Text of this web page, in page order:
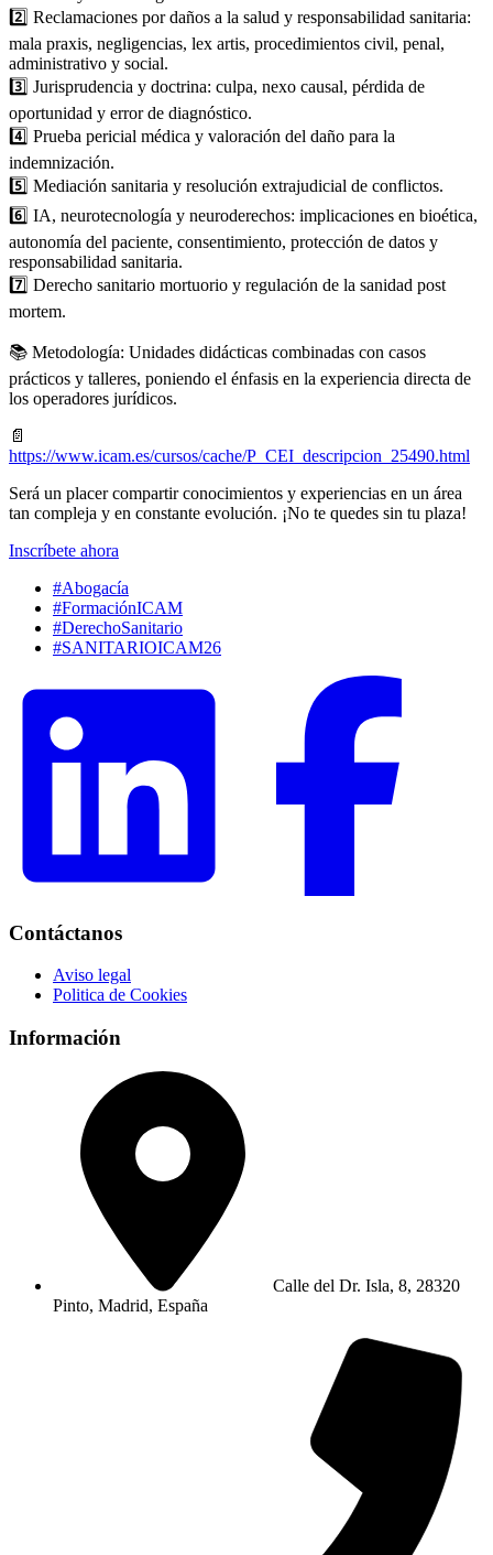
2️⃣ Reclamaciones por daños a la salud y responsabilidad sanitaria:
mala praxis, negligencias, lex artis, procedimientos civil, penal,
administrativo y social.
3️⃣ Jurisprudencia y doctrina: culpa, nexo causal, pérdida de
oportunidad y error de diagnóstico.
4️⃣ Prueba pericial médica y valoración del daño para la
indemnización.
5️⃣ Mediación sanitaria y resolución extrajudicial de conflictos.
6️⃣ IA, neurotecnología y neuroderechos: implicaciones en bioética,
autonomía del paciente, consentimiento, protección de datos y
responsabilidad sanitaria.
7️⃣ Derecho sanitario mortuorio y regulación de la sanidad post
mortem.
📚 Metodología: Unidades didácticas combinadas con casos
prácticos y talleres, poniendo el énfasis en la experiencia directa de
los operadores jurídicos.
📄
https://www.icam.es/cursos/cache/P_CEI_descripcion_25490.html
Será un placer compartir conocimientos y experiencias en un área
tan compleja y en constante evolución. ¡No te quedes sin tu plaza!
Inscríbete ahora
#Abogacía
#FormaciónICAM
#DerechoSanitario
#SANITARIOICAM26
Contáctanos
Aviso legal
Politica de Cookies
Información
Calle del Dr. Isla, 8, 28320
Pinto, Madrid, España